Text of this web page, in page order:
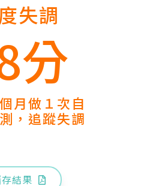
失調
分
月做１次自
，追蹤失調
結果